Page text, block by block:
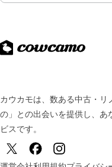
カウカモは、数ある中古・リ
の」との出会いを提供し、 あ
ビスです。